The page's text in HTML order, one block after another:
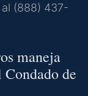
al (888) 437-
maneja
de